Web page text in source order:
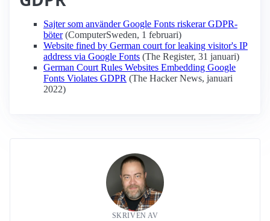
Sajter som använder Google Fonts riskerar GDPR-
böter(ComputerSweden, 1 februari)
Website fined by German court for leaking visitor's IP
address via Google Fonts (The Register, 31 januari)
German Court Rules Websites Embedding Google
Fonts Violates GDPR (The Hacker News, januari
2022)
SKRIVEN AV